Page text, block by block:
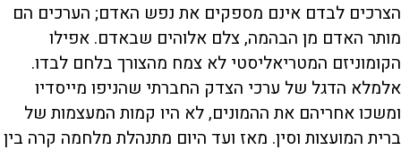
הצרכים לבדם אינם מספקים את נפש האדם; הערכים הם
מותר האדם מן הבהמה, צלם אלוהים שבאדם. אפילו
הקומוניזם המטריאליסטי לא צמח מהצורך בלחם לבדו.
אלמלא הדגל של ערכי הצדק החברתי שהניפו מייסדיו
ומשכו אחריהם את ההמונים, לא היו קמות המעצמות של
ברית המועצות וסין. מאז ועד היום מתנהלת מלחמה קרה בין